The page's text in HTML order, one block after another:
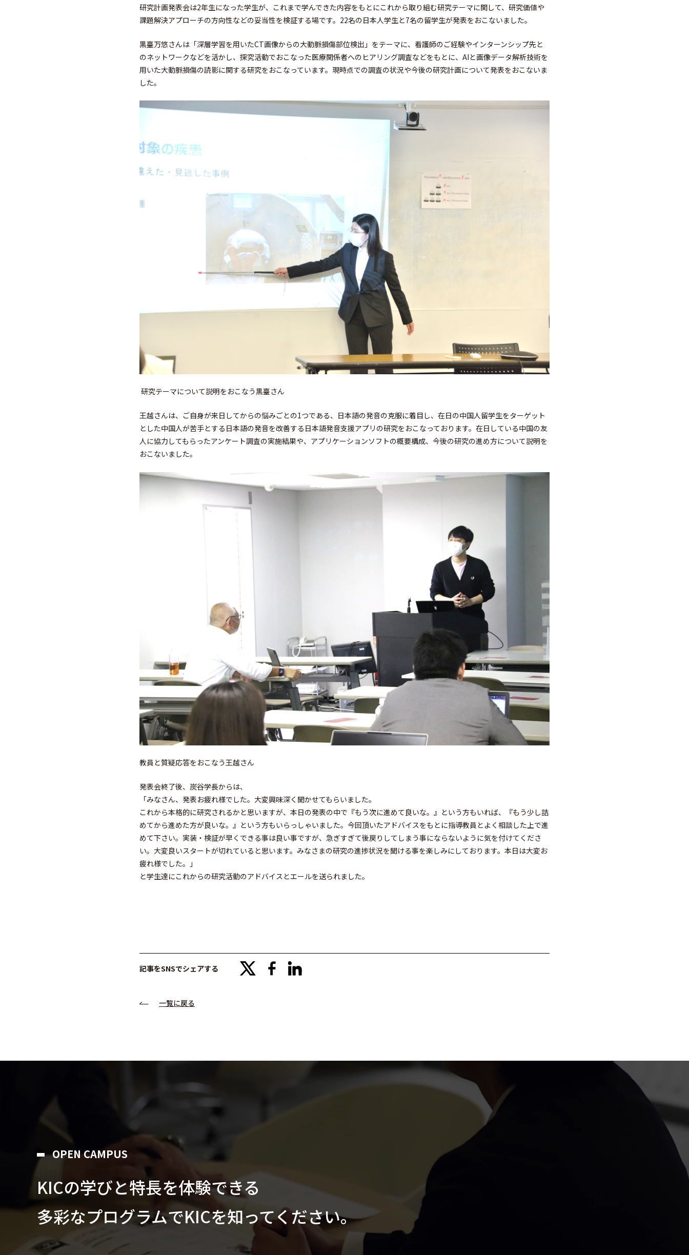
研究計画発表会は2年生になった学生が、これまで学んできた内容をもとにこれから取り組む研究テーマに関して、研究価値や
課題解決アプローチの方向性などの妥当性を検証する場です。22名の日本人学生と7名の留学生が発表をおこないました。
黒臺万悠さんは「深層学習を用いたCT画像からの大動脈損傷部位検出」をテーマに、看護師のご経験やインターンシップ先と
のネットワークなどを活かし、探究活動でおこなった医療関係者へのヒアリング調査などをもとに、AIと画像データ解析技術を
用いた大動脈損傷の読影に関する研究をおこなっています。現時点での調査の状況や今後の研究計画について発表をおこないま
した。
研究テーマについて説明をおこなう黒臺さん
王越さんは、ご自身が来日してからの悩みごとの1つである、日本語の発音の克服に着目し、在日の中国人留学生をターゲット
とした中国人が苦手とする日本語の発音を改善する日本語発音支援アプリの研究をおこなっております。在日している中国の友
人に協力してもらったアンケート調査の実施結果や、アプリケーションソフトの概要構成、今後の研究の進め方について説明を
おこないました。
教員と質疑応答をおこなう王越さん
発表会終了後、炭谷学長からは、
「みなさん、発表お疲れ様でした。大変興味深く聞かせてもらいました。
これから本格的に研究されるかと思いますが、本日の発表の中で『もう次に進めて良いな。』という方もいれば、『もう少し詰
めてから進めた方が良いな。』という方もいらっしゃいました。今回頂いたアドバイスをもとに指導教員とよく相談した上で進
めて下さい。実装・検証が早くできる事は良い事ですが、急ぎすぎて後戻りしてしまう事にならないように気を付けてくださ
い。大変良いスタートが切れていると思います。みなさまの研究の進捗状況を聞ける事を楽しみにしております。本日は大変お
疲れ様でした。」
と学生達にこれからの研究活動のアドバイスとエールを送られました。
記事をSNSでシェアする facebook
一覧に戻る
OPEN CAMPUS
KICの学びと特⻑を体験できる
多彩なプログラムでKICを知ってください。